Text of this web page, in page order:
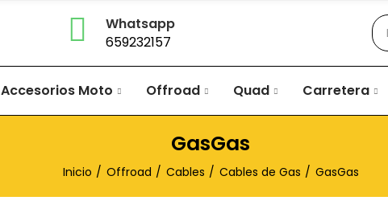
Whatsapp
659232157
Accesorios Moto Offroad Quad Carretera
GasGas
Inicio Offroad Cables Cables de Gas GasGas